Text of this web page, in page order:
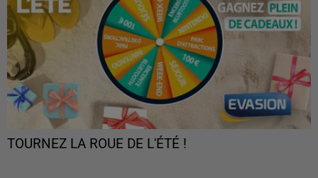
TOURNEZ LA ROUE DE L'ÉTÉ !